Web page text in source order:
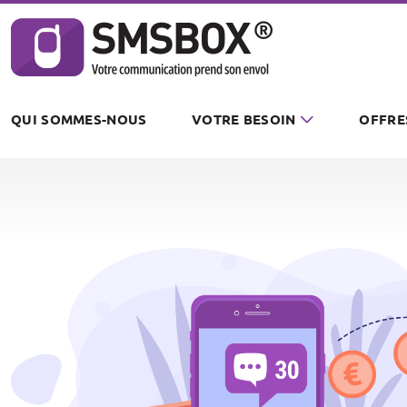
QUI SOMMES-NOUS VOTRE BESOIN